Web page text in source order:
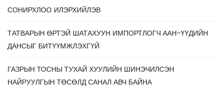
СОНИРХЛОО ИЛЭРХИЙЛЭВ
ТАТВАРЫН ӨРТЭЙ ШАТАХУУН ИМПОРТЛОГЧ ААН-ҮҮДИЙН
ДАНСЫГ БИТҮҮМЖЛЭХГҮЙ
ГАЗРЫН ТОСНЫ ТУХАЙ ХУУЛИЙН ШИНЭЧИЛСЭН
НАЙРУУЛГЫН ТӨСӨЛД САНАЛ АВЧ БАЙНА